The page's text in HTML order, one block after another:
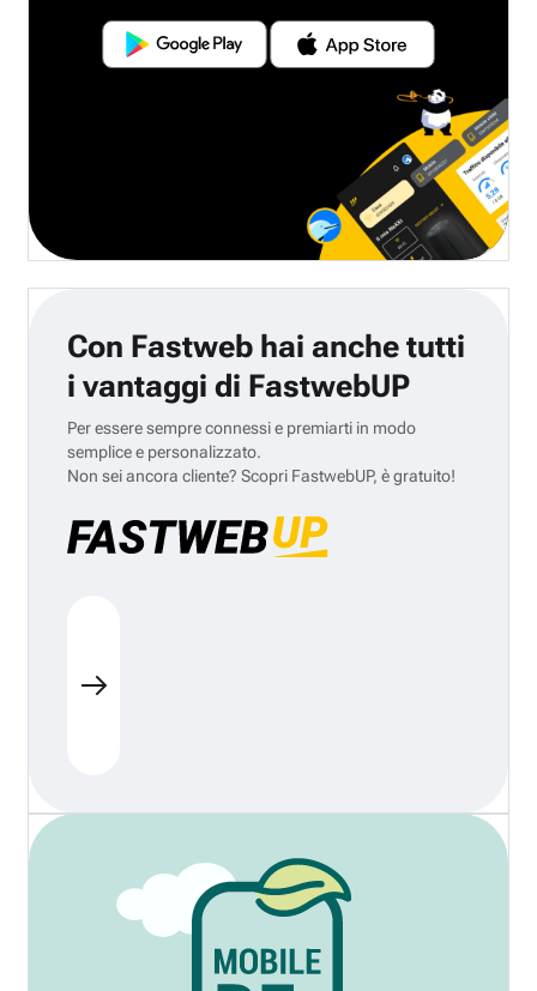
Con Fastweb hai anche tutti
i vantaggi di FastwebUP
Per essere sempre connessi e premiarti in modo
semplice e personalizzato.
Non sei ancora cliente? Scopri FastwebUP, è gratuito!